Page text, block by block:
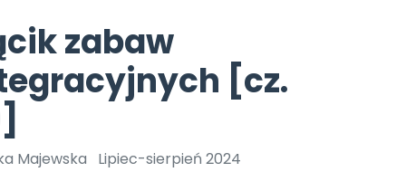
Nowości
Zapowiedzi
Promocje
czerwca 2024 r. uzyskała
Online.
Bliżej Pieska
Pomoc zwierzętom
Książka (dla) Przedszkolaka
Promowanie czytelnictwa
TikTok
Zobacz nas na TikToku
Filmy edukacyjne
zabaw
[cz.
Majewska Lipiec-sierpień 2024